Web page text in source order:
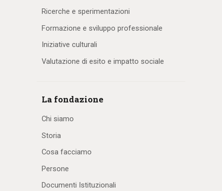
Ricerche e sperimentazioni
Formazione e sviluppo professionale
Iniziative culturali
Valutazione di esito e impatto sociale
La fondazione
Chi siamo
Storia
Cosa facciamo
Persone
Documenti Istituzionali